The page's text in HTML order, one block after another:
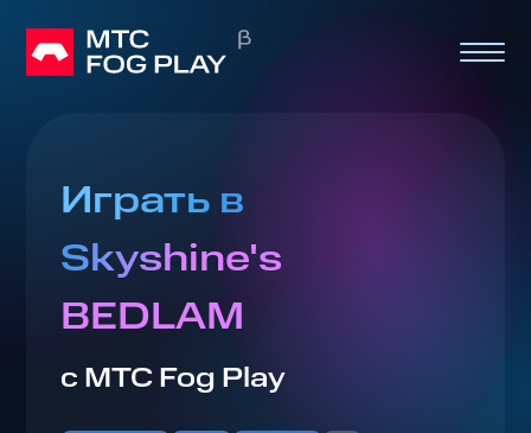
Играть в
Skyshine's
BEDLAM
с МТС Fog Play